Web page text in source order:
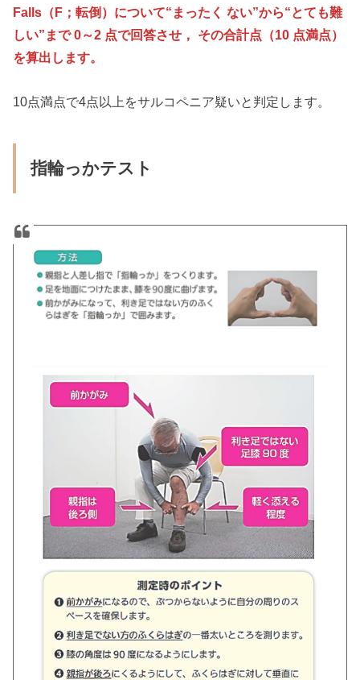
Falls（F；転倒）について“まったく ない”から“とても難
しい”まで 0～2 点で回答させ， その合計点（10 点満点）
を算出します。
10点満点で4点以上をサルコペニア疑いと判定します。
指輪っかテスト